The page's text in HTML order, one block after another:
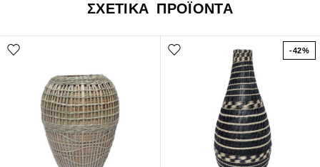
ΣΧΕΤΙΚΑ ΠΡΟΪΟΝΤΑ
-42%